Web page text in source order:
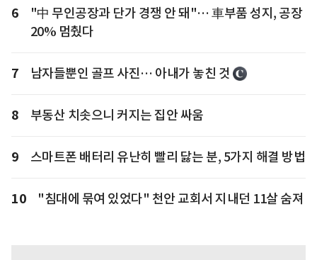
6
"中 무인공장과 단가 경쟁 안 돼"… 車부품 성지, 공장
20% 멈췄다
7 남자들뿐인 골프 사진… 아내가 놓친 것
8 부동산 치솟으니 커지는 집안 싸움
9 스마트폰 배터리 유난히 빨리 닳는 분, 5가지 해결 방법
10 "침대에 묶여 있었다" 천안 교회서 지내던 11살 숨져